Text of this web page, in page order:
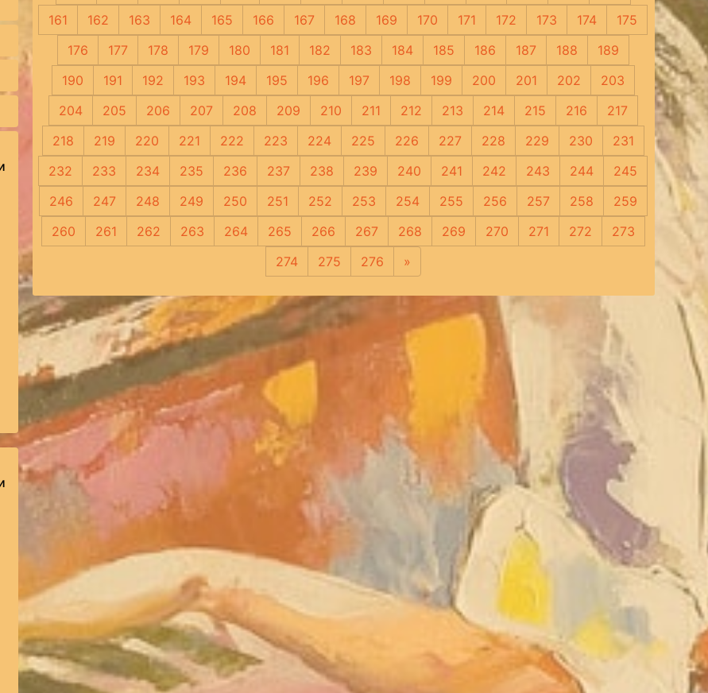
161
162 163 164 165 166 167 168 169 170 171 172 173 174
175
176
177 178 179 180 181 182 183 184 185 186 187 188
189
190
191 192 193 194 195 196 197 198 199 200 201 202
203
204
205 206 207 208 209 210 211 212 213 214 215 216
217
218
219 220 221 222 223 224 225 226 227 228 229 230
231
232
233 234 235 236 237 238 239 240 241 242 243 244
245
246
247 248 249 250 251 252 253 254 255 256 257 258
259
260
261 262 263 264 265 266 267 268 269 270 271 272
273
274
275 276 »